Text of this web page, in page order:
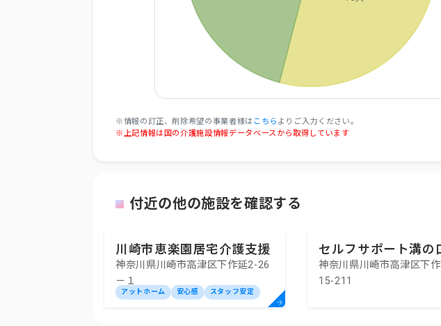
※情報の訂正、削除希望の事業者様は こちら よりご入力ください。
※上記情報は国の介護施設情報データベースから取得しています
付近の他の施設を確認する
川崎市恵楽園居宅介護支援
センター
神奈川県川崎市高津区下作延2-26
－１
アットホーム 安心感 スタッフ安定
セルフサポート溝の
神奈川県川崎市高津区下
15-211